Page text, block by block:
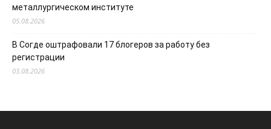
металлургическом институте
05.08.2026
В Согде оштрафовали 17 блогеров за работу без
регистрации
03.08.2026